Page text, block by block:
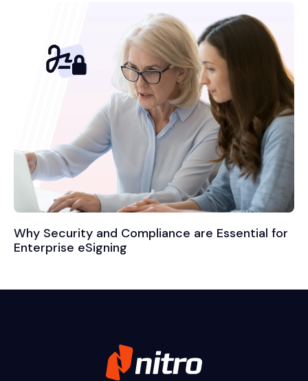
Why Security and Compliance are Essential for
Enterprise eSigning